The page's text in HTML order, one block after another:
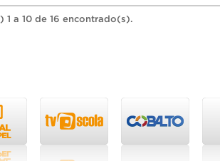
a 10 de 16 encontrado(s).